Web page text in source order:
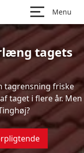
Menu
tagets
tagrensning friske
taget i flere år. Men